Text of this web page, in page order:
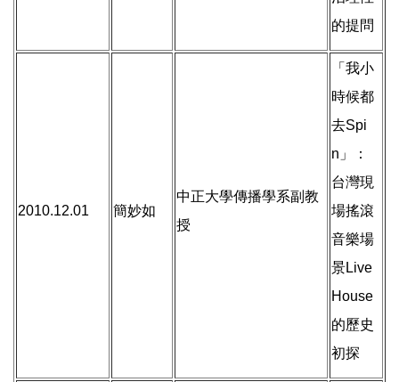
的提問
2010.12.01 簡妙如
中正大學傳播學系副教
授
「我小
時候都
去Spi
n」：
台灣現
場搖滾
音樂場
景Live
House
的歷史
初探